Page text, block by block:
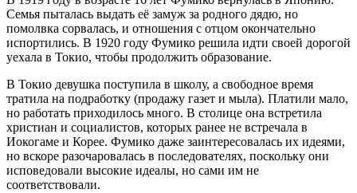
Семья пыталась выдать её замуж за родного дядю, но
помолвка сорвалась, и отношения с отцом окончательно
испортились. В 1920 году Фумико решила идти своей дорогой
уехала в Токио, чтобы продолжить образование.
В Токио девушка поступила в школу, а свободное время
тратила на подработку (продажу газет и мыла). Платили мало,
но работать приходилось много. В столице она встретила
христиан и социалистов, которых ранее не встречала в
Иокогаме и Корее. Фумико даже заинтересовалась их идеями,
но вскоре разочаровалась в последователях, поскольку они
исповедовали высокие идеалы, но сами им не
соответствовали.